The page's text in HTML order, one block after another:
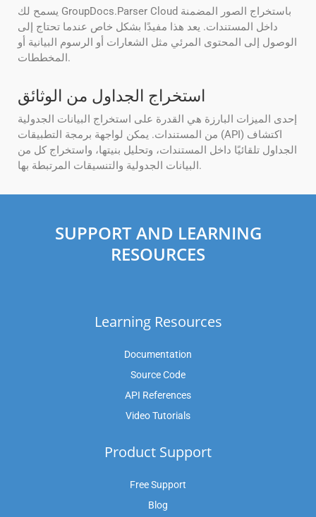
يسمح لك GroupDocs.Parser Cloud باستخراج الصور المضمنة
داخل المستندات. يعد هذا مفيدًا بشكل خاص عندما تحتاج إلى
الوصول إلى المحتوى المرئي مثل الشعارات أو الرسوم البيانية أو
المخططات.
استخراج الجداول من الوثائق
إحدى الميزات البارزة هي القدرة على استخراج البيانات الجدولية
من المستندات. يمكن لواجهة برمجة التطبيقات (API) اكتشاف
الجداول تلقائيًا داخل المستندات، وتحليل بنيتها، واستخراج كل من
البيانات الجدولية والتنسيقات المرتبطة بها.
SUPPORT AND LEARNING
RESOURCES
Learning Resources
Documentation
Source Code
API References
Video Tutorials
Product Support
Free Support
Blog